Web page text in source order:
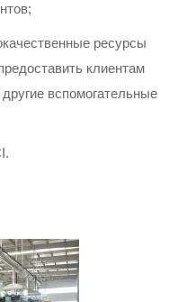
ресурсы
клиентам
вспомогательные